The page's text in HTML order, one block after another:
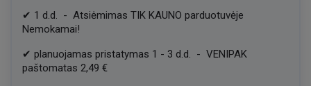
✔ 1 d.d. - Atsiėmimas TIK KAUNO parduotuvėje
Nemokamai!
✔ planuojamas pristatymas 1 - 3 d.d. - VENIPAK
paštomatas 2,49 €